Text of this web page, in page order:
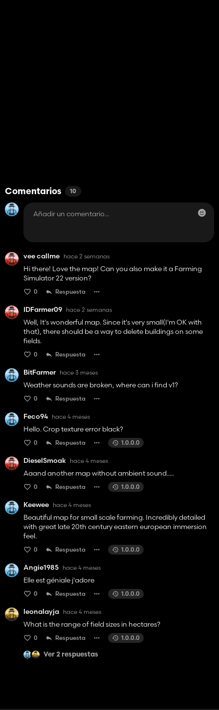
Comentarios 10
vee callme hace 2 semanas
Hi there! Love the map! Can you also make it a Farming
Simulator 22 version?
0 Respuesta
IDFarmer09 hace 2 semanas
Well, It's wonderful map. Since it's very small(I'm OK with
that), there should be a way to delete buildings on some
fields.
0 Respuesta
BitFarmer hace 3 meses
Weather sounds are broken, where can i find v1?
0 Respuesta
Feco94 hace 4 meses
Hello. Crop texture error black?
0 Respuesta 1.0.0.0
DieselSmoak hace 4 meses
Aaand another map without ambient sound.....
0 Respuesta 1.0.0.0
Keewee hace 4 meses
Beautiful map for small scale farming. Incredibly detailed
with great late 20th century eastern european immersion
feel.
0 Respuesta 1.0.0.0
Angie1985 hace 4 meses
Elle est géniale j'adore
0 Respuesta 1.0.0.0
leonalayja hace 4 meses
What is the range of field sizes in hectares?
0 Respuesta 1.0.0.0
Ver 2 respuestas